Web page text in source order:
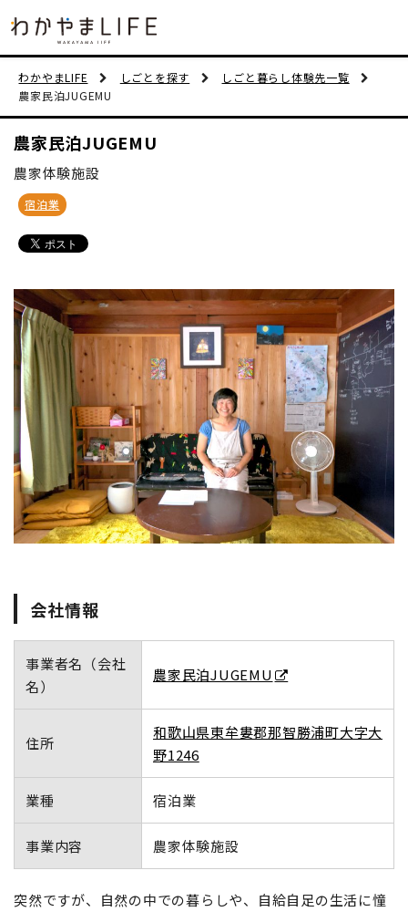
イベント
移住支援
市町村を
移住者イ
動画
地域おこ
わかやまLIFE しごとを探す
しごと暮らし体験先一覧
農家民泊JUGEMU
農家民泊JUGEMU
農家体験施設
宿泊業
会社情報
事業者名（会社
名）
農家民泊JUGEMU
住所
和歌山県東牟婁郡那智勝浦町大字大
野1246
業種 宿泊業
事業内容 農家体験施設
突然ですが、自然の中での暮らしや、自給自足の生活に憧